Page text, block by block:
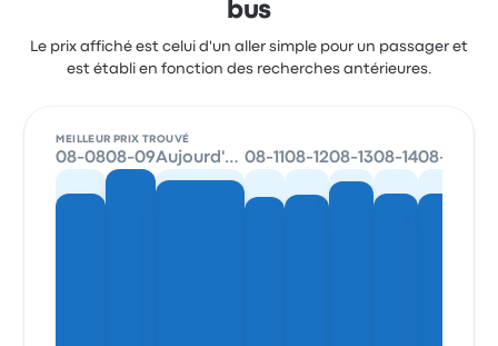
bus
Le prix affiché est celui d'un aller simple pour un passager et
est établi en fonction des recherches antérieures.
MEILLEUR PRIX TROUVÉ
08-0808-09 Aujourd'hui 08-1108-1208-1308-1408-15